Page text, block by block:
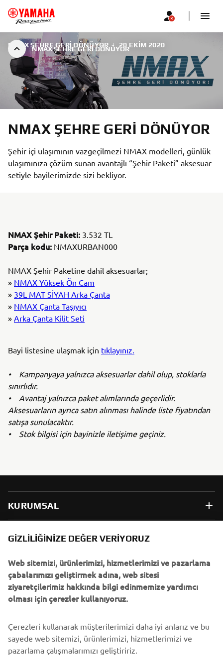
NMAX ŞEHRE GERI DÖNÜYOR
NMAX ŞEHRE GERI DÖNÜYOR | 20 EKIM 2020
NMAX ŞEHRE GERI DÖNÜYOR
Şehir içi ulaşımının vazgeçilmezi NMAX modelleri, günlük
ulaşımınıza çözüm sunan avantajlı “Şehir Paketi” aksesuar
setiyle bayilerimizde sizi bekliyor.
NMAX Şehir Paketi: 3.532 TL
Parça kodu: NMAXURBAN000
NMAX Şehir Paketine dahil aksesuarlar;
» NMAX Yüksek Ön Cam
» 39L MAT SİYAH Arka Çanta
» NMAX Çanta Taşıyıcı
» Arka Çanta Kilit Seti
Bayi listesine ulaşmak için tıklayınız.
• Kampanyaya yalnızca aksesuarlar dahil olup, stoklarla
sınırlıdır.
• Avantaj yalnızca paket alımlarında geçerlidir.
Aksesuarların ayrıca satın alınması halinde liste fiyatından
satışa sunulacaktır.
• Stok bilgisi için bayinizle iletişime geçiniz.
KURUMSAL
B2B
DAHA FAZLA YAMAHA
DESTEK
BÜLTEN
En son fırsatları, özel etkinlikleri, yeni çıkan ürünleri ve daha
fazlasını ilk öğrenen siz olun
GIZLILIĞINIZE DEĞER VERIYORUZ
Web sitemizi, ürünlerimizi, hizmetlerimizi ve pazarlama
çabalarımızı geliştirmek adına, web sitesi
ziyaretçilerimiz hakkında bilgi edinmemize yardımcı
olması için çerezler kullanıyoruz.
Çerezleri kullanarak müşterilerimizi daha iyi anlarız ve bu
sayede web sitemizi, ürünlerimizi, hizmetlerimizi ve
pazarlama çalışmalarımızı geliştiririz.